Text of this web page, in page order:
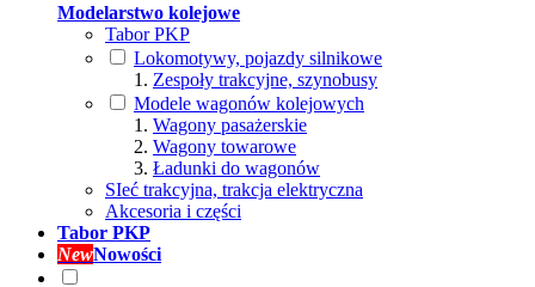
Modelarstwo kolejowe
Tabor PKP
Lokomotywy, pojazdy silnikowe
Zespoły trakcyjne, szynobusy
Modele wagonów kolejowych
Wagony pasażerskie
Wagony towarowe
Ładunki do wagonów
SIeć trakcyjna, trakcja elektryczna
Akcesoria i części
Tabor PKP
NewNowości